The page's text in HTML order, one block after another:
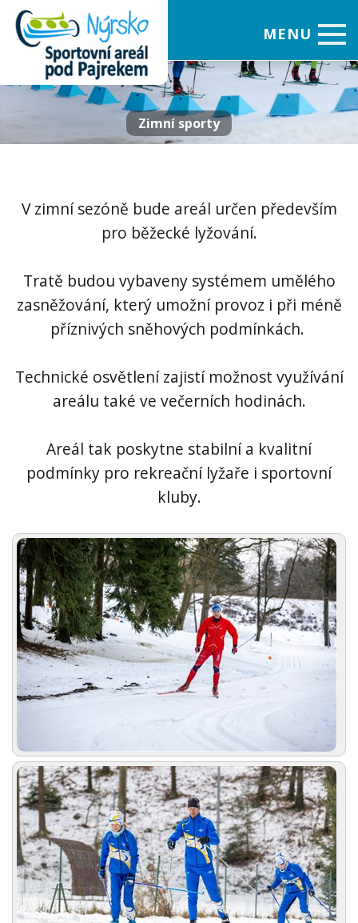
MENU
O areálu
Zimní sporty
Zimní olympiádadětí a mládeže
Video
Kontakty
Zimní sporty
V zimní sezóně bude areál určen především
pro běžecké lyžování.
Tratě budou vybaveny systémem umělého
zasněžování, který umožní provoz i při méně
příznivých sněhových podmínkách.
Technické osvětlení zajistí možnost využívání
areálu také ve večerních hodinách.
Areál tak poskytne stabilní a kvalitní
podmínky pro rekreační lyžaře i sportovní
kluby.